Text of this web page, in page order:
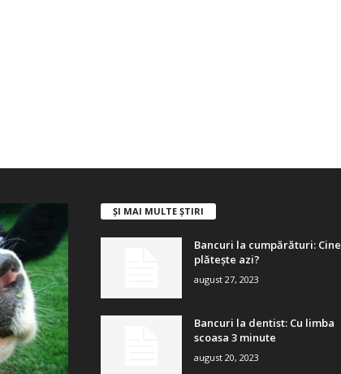
ȘI MAI MULTE ȘTIRI
Bancuri la cumpărături: Cine
plătește azi?
august 27, 2023
Bancuri la dentist: Cu limba
scoasa 3 minute
august 20, 2023